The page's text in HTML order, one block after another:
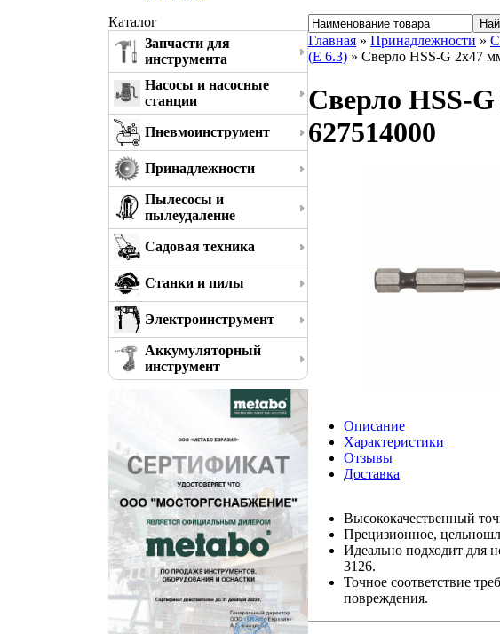
Каталог
Запчасти для
инструмента
Насосы и насосные
станции
Пневмоинструмент
Принадлежности
Пылесосы и
пылеудаление
Садовая техника
Станки и пилы
Электроинструмент
Аккумуляторный
инструмент
Главная » Принадлежности »
(E 6.3) » Сверло HSS-G 2x47
Сверло HSS-
627514000
Описание
Характеристики
Отзывы
Доставка
Высококачественный
Прецизионное,
Идеально подходит для
3126.
Точное соответствие
повреждения.